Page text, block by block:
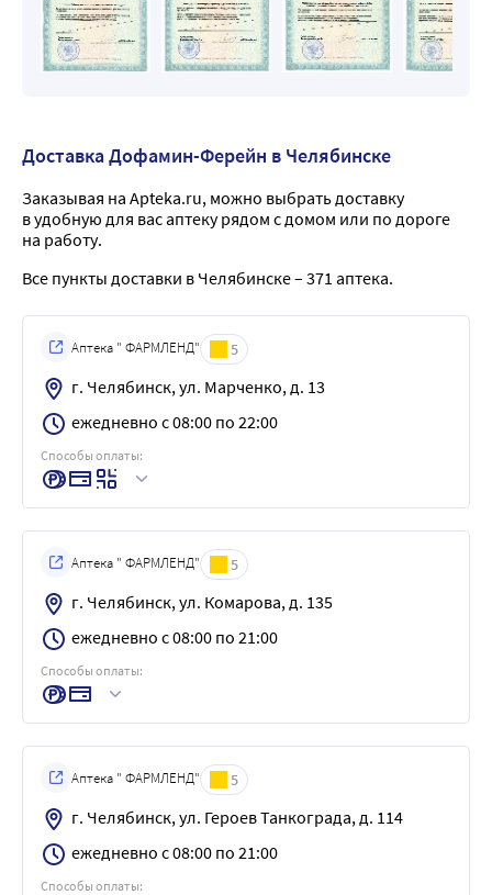
Доставка Дофамин-Ферейн в Челябинске
Заказывая на Apteka.ru, можно выбрать доставку
в удобную для вас аптеку рядом с домом или по дороге
на работу.
Все пункты доставки в Челябинске – 371 аптека.
Аптека " ФАРМЛЕНД" 5
г. Челябинск, ул. Марченко, д. 13
ежедневно с 08:00 по 22:00
Способы оплаты:
Аптека " ФАРМЛЕНД" 5
г. Челябинск, ул. Комарова, д. 135
ежедневно с 08:00 по 21:00
Способы оплаты:
Аптека " ФАРМЛЕНД" 5
г. Челябинск, ул. Героев Танкограда, д. 114
ежедневно с 08:00 по 21:00
Способы оплаты: